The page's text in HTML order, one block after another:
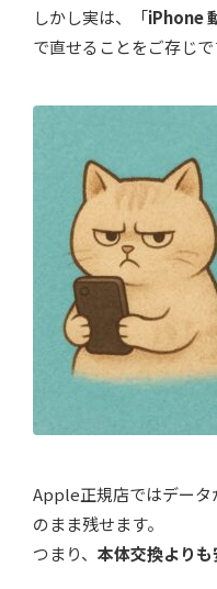
しかし実は、「iPhone
で直せることをご存じで
Apple正規店ではデータ
のまま残せます。
つまり、 本体交換よりも